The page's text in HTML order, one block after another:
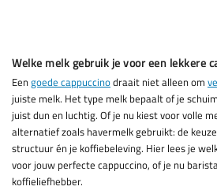
Welke melk gebruik je voor een lekkere
Eengoede cappuccinodraait niet alleen om
juiste melk. Het type melk bepaalt of je
juist dun en luchtig. Of je nu kiest voor volle
alternatief zoals havermelk gebruikt: de
structuur én je koffiebeleving. Hier lees je
voor jouw perfecte cappuccino, of je nu
koffieliefhebber.